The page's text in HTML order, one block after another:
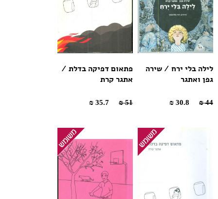
לילה בלי ירח / שירה
גפן ואתגר
44 ₪
פתאום דפיקה בדלת /
אתגר קרת
51 ₪